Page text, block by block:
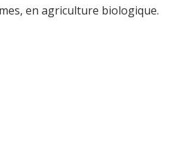
en agriculture biologique.